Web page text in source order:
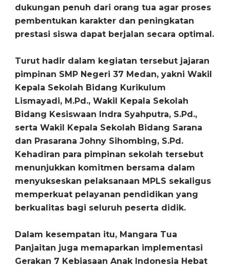
dukungan penuh dari orang tua agar proses
pembentukan karakter dan peningkatan
prestasi siswa dapat berjalan secara optimal.
‎Turut hadir dalam kegiatan tersebut jajaran
pimpinan SMP Negeri 37 Medan, yakni Wakil
Kepala Sekolah Bidang Kurikulum
Lismayadi, M.Pd., Wakil Kepala Sekolah
Bidang Kesiswaan Indra Syahputra, S.Pd.,
serta Wakil Kepala Sekolah Bidang Sarana
dan Prasarana Johny Sihombing, S.Pd.
Kehadiran para pimpinan sekolah tersebut
menunjukkan komitmen bersama dalam
menyukseskan pelaksanaan MPLS sekaligus
memperkuat pelayanan pendidikan yang
berkualitas bagi seluruh peserta didik.
‎Dalam kesempatan itu, Mangara Tua
Panjaitan juga memaparkan implementasi
Gerakan 7 Kebiasaan Anak Indonesia Hebat